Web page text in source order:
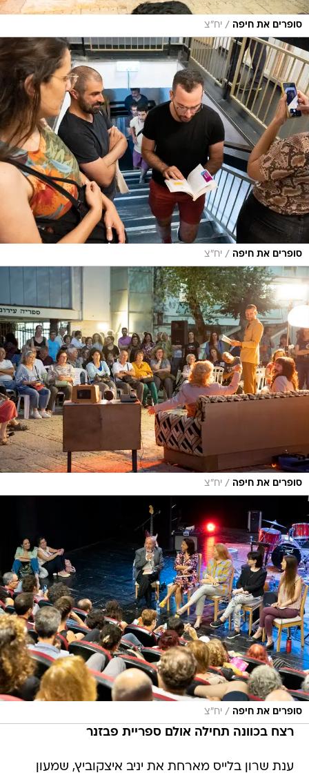
סופרים את חיפה / יח"צ
סופרים את חיפה / יח"צ
סופרים את חיפה / יח"צ
סופרים את חיפה / יח"צ
רצח בכוונה תחילה אולם ספריית פבזנר
ענת שרון בלייס מארחת את יניב איצקוביץ, שמעון